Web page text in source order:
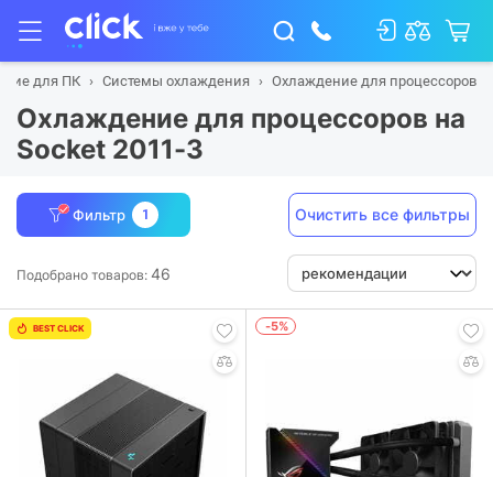
для ПК Системы охлаждения Охлаждение для процессоров
Охлаждение для процессоров на
Socket 2011-3
Фильтр 1 Очистить все фильтры
Подобрано товаров: 46
BEST CLICK -5%